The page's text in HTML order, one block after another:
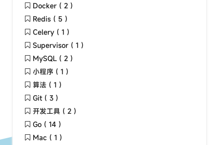
Docker ( 2 )
Redis ( 5 )
Celery ( 1 )
Supervisor ( 1 )
MySQL ( 2 )
小程序 ( 1 )
算法 ( 1 )
Git ( 3 )
开发工具 ( 2 )
Go ( 14 )
Mac ( 1 )